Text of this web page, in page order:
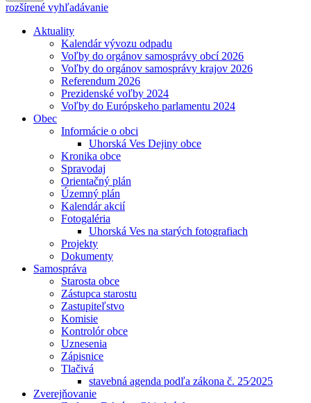
rozšírené vyhľadávanie
Aktuality
Kalendár vývozu odpadu
Voľby do orgánov samosprávy obcí 2026
Voľby do orgánov samosprávy krajov 2026
Referendum 2026
Prezidenské voľby 2024
Voľby do Európskeho parlamentu 2024
Obec
Informácie o obci
Uhorská Ves Dejiny obce
Kronika obce
Spravodaj
Orientačný plán
Územný plán
Kalendár akcií
Fotogaléria
Uhorská Ves na starých fotografiach
Projekty
Dokumenty
Samospráva
Starosta obce
Zástupca starostu
Zastupiteľstvo
Komisie
Kontrolór obce
Uznesenia
Zápisnice
Tlačivá
stavebná agenda podľa zákona č. 25⁄2025
Zverejňovanie